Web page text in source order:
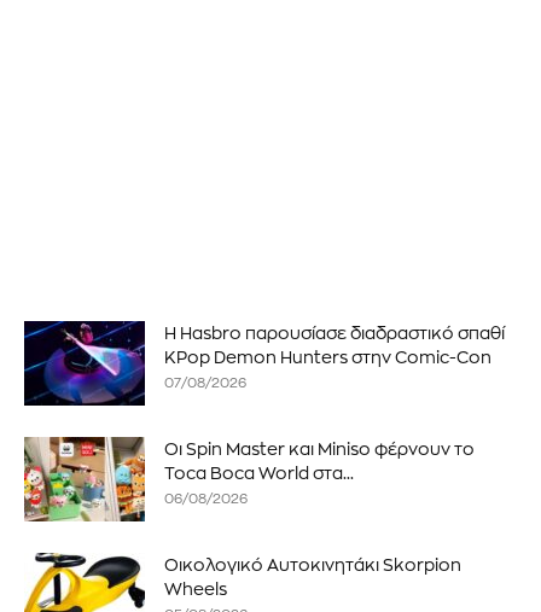
Η Hasbro παρουσίασε διαδραστικό σπαθί
KPop Demon Hunters στην Comic-Con
07/08/2026
Οι Spin Master και Miniso φέρνουν το
Toca Boca World στα...
06/08/2026
Οικολογικό Αυτοκινητάκι Skorpion
Wheels